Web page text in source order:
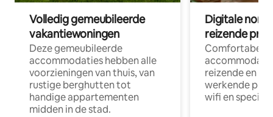
Volledig gemeubileerde
vakantiewoningen
Deze gemeubileerde
accommodaties hebben alle
voorzieningen van thuis, van
rustige berghutten tot
handige appartementen
midden in de stad.
Digitale
reizende
Comfortabele
reizende en
werkende
wifi en